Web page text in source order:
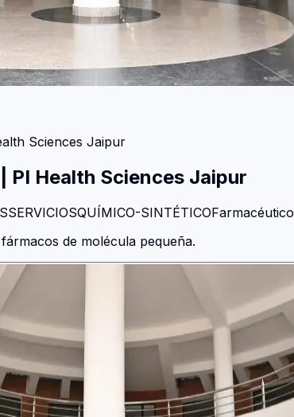
Sciences Jaipur
PI Health Sciences Jaipur
SERVICIOSQUÍMICO-SINTÉTICOFarmacéutico
de molécula pequeña.